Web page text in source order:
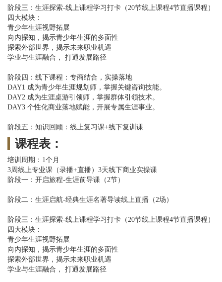
阶段三：生涯探索-线上课程学习打卡（20节线上课程4节直播课程）
四大模块：
青少年生涯视野拓展
向内探知，揭示青少年生涯的多面性
探索外部世界，揭示未来职业机遇
学业与生涯融合， 打通发展路径
阶段四：线下课程：专商结合，实操落地
DAY1 成为青少年生涯规划师，掌握关键咨询技能。
DAY2 成为生涯桌游引领师，掌握群体引领技术。
DAY3 个性化商业落地赋能，开展专属生涯事业。
阶段五：知识回顾：线上复习课+线下复训课
课程表：
培训周期：1个月
3周线上专业课（录播+直播）3天线下商业实操课
阶段一：开启旅程-生涯前导课（2节）
阶段二：生涯启航-经典生涯名著导读线上直播（2场）
阶段三：生涯探索-线上课程学习打卡（20节线上课程4节直播课程）
四大模块：
青少年生涯视野拓展
向内探知，揭示青少年生涯的多面性
探索外部世界，揭示未来职业机遇
学业与生涯融合， 打通发展路径